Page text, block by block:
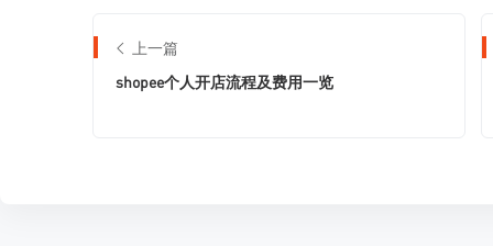
上一篇
shopee个人开店流程及费用一览